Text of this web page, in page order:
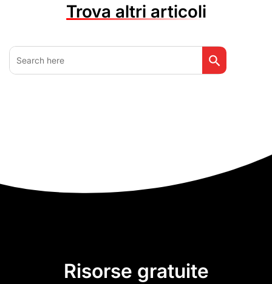
Trova altri articoli
Search
for:
Search Button
Risorse gratuite